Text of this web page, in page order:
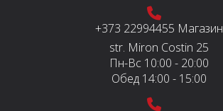
+373 22994455 Магазин
str. Miron Costin 25
Пн-Вс 10:00 - 20:00
Обед 14:00 - 15:00